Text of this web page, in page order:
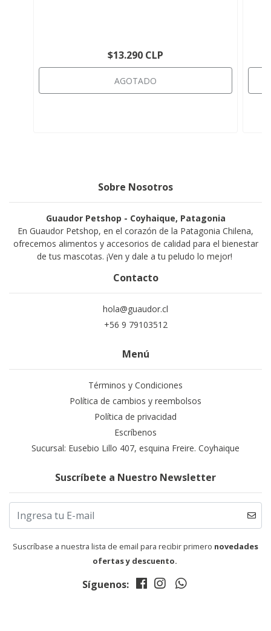
$13.290 CLP
AGOTADO
Sobre Nosotros
Guaudor Petshop - Coyhaique, Patagonia
En Guaudor Petshop, en el corazón de la Patagonia Chilena,
ofrecemos alimentos y accesorios de calidad para el bienestar
de tus mascotas. ¡Ven y dale a tu peludo lo mejor!
Contacto
hola@guaudor.cl
+56 9 79103512
Menú
Términos y Condiciones
Política de cambios y reembolsos
Política de privacidad
Escríbenos
Sucursal: Eusebio Lillo 407, esquina Freire. Coyhaique
Suscríbete a Nuestro Newsletter
Suscríbase a nuestra lista de email para recibir primero novedades
ofertas y descuento.
Síguenos: